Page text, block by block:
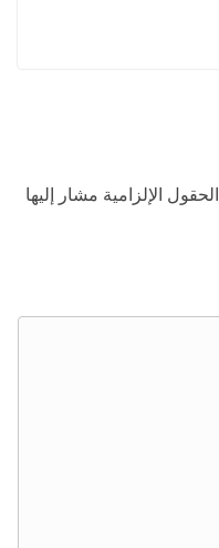
الحقول الإلزامية مشار إليها